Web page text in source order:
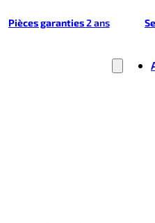
Pièces garanties2 ans